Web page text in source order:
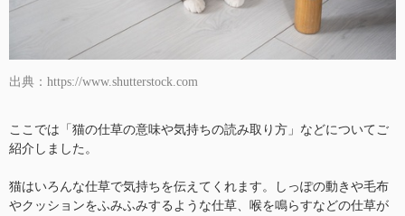
出典：https://www.shutterstock.com
ここでは「猫の仕草の意味や気持ちの読み取り方」などについてご
紹介しました。
猫はいろんな仕草で気持ちを伝えてくれます。しっぽの動きや毛布
やクッションをふみふみするような仕草、喉を鳴らすなどの仕草が